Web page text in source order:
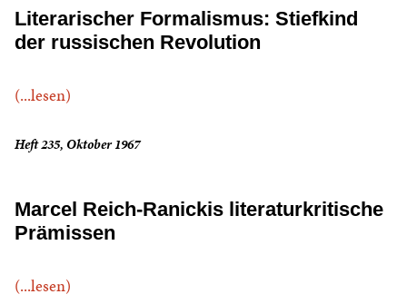
Literarischer Formalismus: Stiefkind
der russischen Revolution
(...lesen)
Heft 235, Oktober 1967
Marcel Reich-Ranickis literaturkritische
Prämissen
(...lesen)